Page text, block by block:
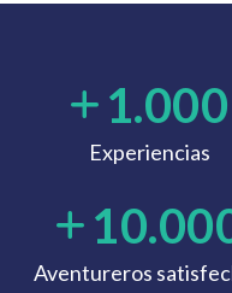
1.000
Experiencias
Aventureros